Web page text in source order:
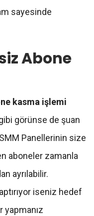
sayesinde
Abone
kasma işlemi
görünse de şuan
Panellerinin size
aboneler zamanla
ayrılabilir.
iseniz hedef
yapmanız